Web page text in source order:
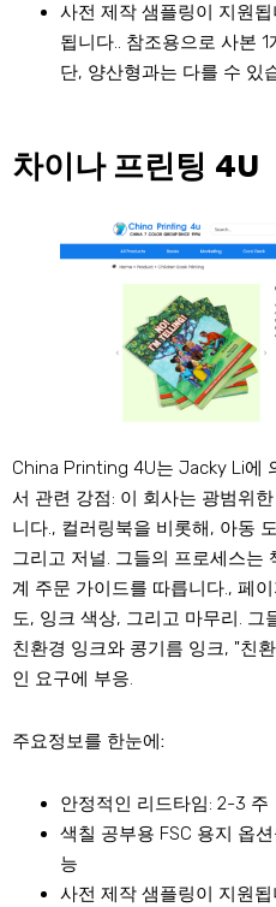
사전 제작 샘플링이 지원
됩니다.. 참조용으로 사본
단, 양산형과는 다를 수 있
차이나 프린팅 4U
China Printing 4U는 Jacky Li에
서 관련 강점: 이 회사는 광범위
니다., 컬러링북을 비롯해, 아동
그리고 저널. 그들의 프로세스는
계 주문 가이드를 따릅니다., 페
도, 잉크 색상, 그리고 마무리. 그
친환경 잉크와 콩기름 잉크, "친
인 요구에 부응.
주요정보를 한눈에:
안정적인 리드타임: 2-3 주
색칠 공부용 FSC 용지 옵
능
사전 제작 샘플링이 지원